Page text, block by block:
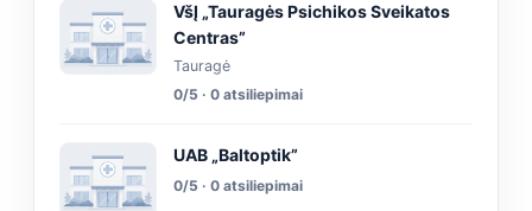
VšĮ „Tauragės Psichikos Sveikatos
Centras”
Tauragė
0/5 · 0 atsiliepimai
UAB „Baltoptik”
0/5 · 0 atsiliepimai